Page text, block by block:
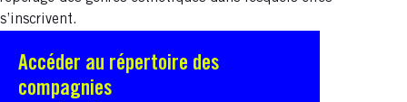
s’inscrivent.
Accéder au répertoire des
compagnies
S'ouvre dans une nouvelle fenêtre